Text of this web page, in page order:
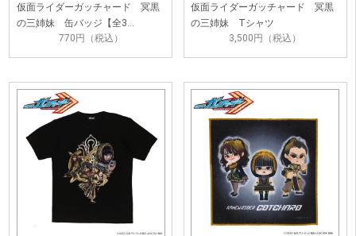
仮面ライダーガッチャード 冥黒
の三姉妹 缶バッジ【全3…
770円（税込）
仮面ライダーガッチャード 冥黒
の三姉妹 Tシャツ
3,500円（税込）